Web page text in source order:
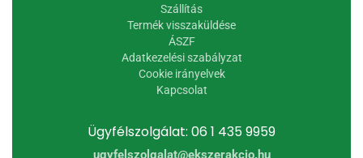
Ügyfélszolgálat: 06 1 435 9959
Szállítás
Termék visszaküldése
ÁSZF
Adatkezelési szabályzat
Cookie irányelvek
Kapcsolat